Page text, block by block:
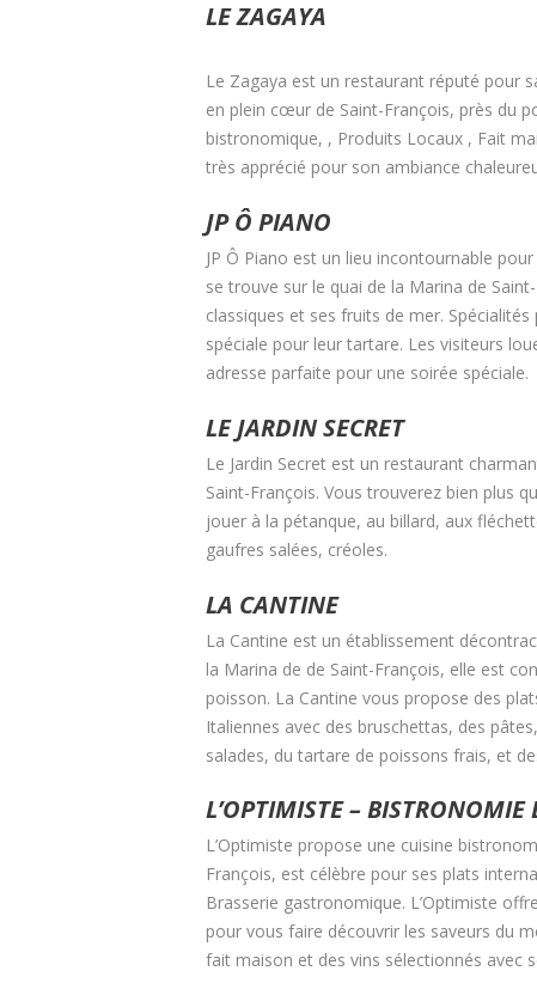
LE ZAGAYA
Le Zagaya est un restaurant réputé pour
en plein cœur de Saint-François, près du
bistronomique, , Produits Locaux , Fait
très apprécié pour son ambiance
JP Ô PIANO
JP Ô Piano est un lieu incontournable
se trouve sur le quai de la Marina de
classiques et ses fruits de mer.
spéciale pour leur tartare. Les visiteurs
adresse parfaite pour une soirée spéciale.
LE JARDIN SECRET
Le Jardin Secret est un restaurant
Saint-François. Vous trouverez bien plus
jouer à la pétanque, au billard, aux
gaufres salées, créoles.
LA CANTINE
La Cantine est un établissement
la Marina de de Saint-François, elle est
poisson. La Cantine vous propose des
Italiennes avec des bruschettas, des
salades, du tartare de poissons frais, et
L’OPTIMISTE –
L’Optimiste propose une cuisine
François, est célèbre pour ses plats
Brasserie gastronomique. L’Optimiste
pour vous faire découvrir les saveurs du
fait maison et des vins sélectionnés avec